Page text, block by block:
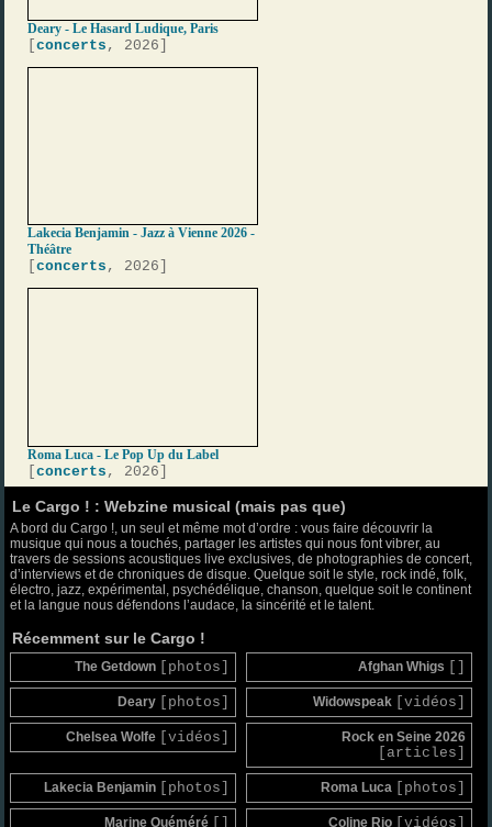
Deary - Le Hasard Ludique, Paris
[concerts , 2026]
Lakecia Benjamin - Jazz à Vienne 2026 -
Théâtre
[concerts , 2026]
Roma Luca - Le Pop Up du Label
[concerts , 2026]
Le Cargo ! : Webzine musical (mais pas que)
A bord du Cargo !, un seul et même mot d’ordre : vous faire découvrir la
musique qui nous a touchés, partager les artistes qui nous font vibrer, au
travers de sessions acoustiques live exclusives, de photographies de concert,
d’interviews et de chroniques de disque. Quelque soit le style, rock indé, folk,
électro, jazz, expérimental, psychédélique, chanson, quelque soit le continent
et la langue nous défendons l’audace, la sincérité et le talent.
Récemment sur le Cargo !
The Getdown [photos] Afghan Whigs
Deary [photos] Widowspeak [vidéos]
Chelsea Wolfe [vidéos] Rock en Seine 2026
[articles]
Lakecia Benjamin [photos] Roma Luca [photos]
Marine Quéméré Coline Rio [vidéos]